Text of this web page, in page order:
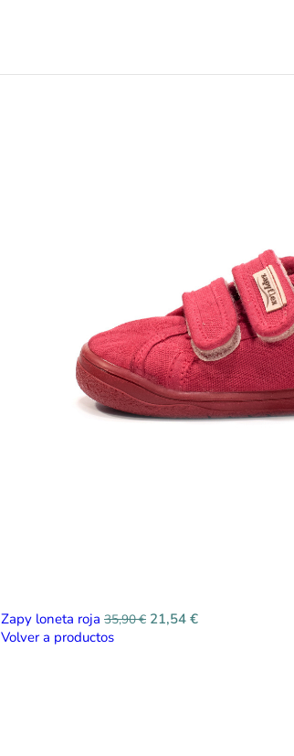
Zapy loneta roja 35,90€ 21,54 €
Volver a productos